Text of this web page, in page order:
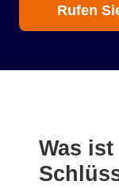
Rufen
Was ist